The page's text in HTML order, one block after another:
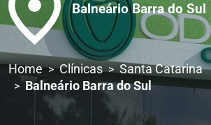
Balneário Barra do Sul
Home Clínicas
Santa Catarina
Balneário Barra do Sul